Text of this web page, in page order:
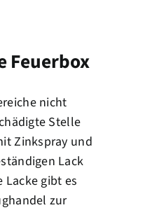
Feuerbox
nicht
Stelle
Zinkspray und
Lack
gibt es
zur